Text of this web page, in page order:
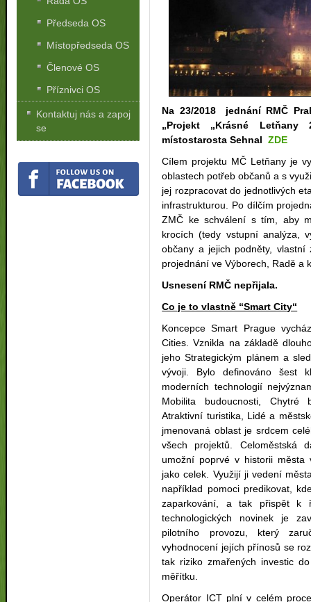
Na 23/2018 jednání RMČ
„Projekt „Krásné
místostarosta SehnalZDE
Cílem projektu MČ Letňany je
oblastech potřeb občanů a s
jej rozpracovat do jednotlivých
infrastrukturou. Po dílčím
ZMČ ke schválení s tím, aby
krocích (tedy vstupní analýza,
občany a jejich podněty, vlastní
projednání ve Výborech, Radě a
Usnesení RMČ nepřijala.
Co je to vlastně “Smart City“
Koncepce Smart Prague
Cities. Vznikla na základě
jeho Strategickým plánem a
vývoji. Bylo definováno šest
moderních technologií
Mobilita budoucnosti, Chytré
Atraktivní turistika, Lidé a
jmenovaná oblast je srdcem
všech projektů. Celoměstská
umožní poprvé v historii města
jako celek. Využijí ji vedení
například pomoci predikovat,
zaparkování, a tak přispět k
technologických novinek je
pilotního provozu, který
vyhodnocení jejích přínosů se
tak riziko zmařených investic
měřítku.
Operátor ICT plní v celém
Předseda OS
Místopředseda OS
Členové OS
Příznivci OS
Kontaktuj nás a zapoj
se